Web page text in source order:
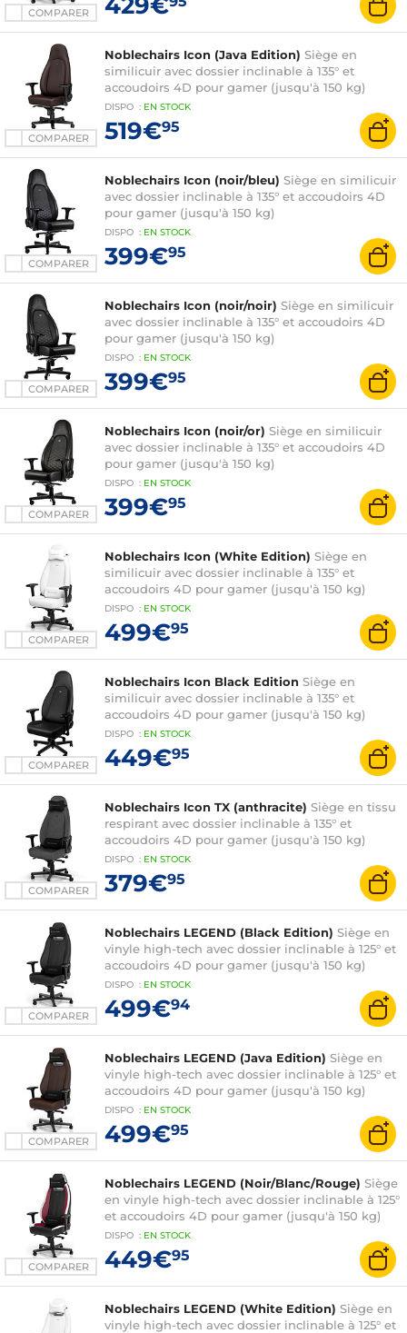
COMPARER
COMPARER
Noblechairs Icon (Java Edition) Siège en
similicuir avec dossier inclinable à 135° et
accoudoirs 4D pour gamer (jusqu'à 150 kg)
DISPO : EN STOCK
519€95
COMPARER
Noblechairs Icon (noir/bleu) Siège en similicuir
avec dossier inclinable à 135° et accoudoirs 4D
pour gamer (jusqu'à 150 kg)
DISPO : EN STOCK
399€95
COMPARER
Noblechairs Icon (noir/noir) Siège en similicuir
avec dossier inclinable à 135° et accoudoirs 4D
pour gamer (jusqu'à 150 kg)
DISPO : EN STOCK
399€95
COMPARER
Noblechairs Icon (noir/or) Siège en similicuir
avec dossier inclinable à 135° et accoudoirs 4D
pour gamer (jusqu'à 150 kg)
DISPO : EN STOCK
399€95
COMPARER
Noblechairs Icon (White Edition) Siège en
similicuir avec dossier inclinable à 135° et
accoudoirs 4D pour gamer (jusqu'à 150 kg)
DISPO : EN STOCK
499€95
COMPARER
Noblechairs Icon Black Edition Siège en
similicuir avec dossier inclinable à 135° et
accoudoirs 4D pour gamer (jusqu'à 150 kg)
DISPO : EN STOCK
449€95
COMPARER
Noblechairs Icon TX (anthracite) Siège en tissu
respirant avec dossier inclinable à 135° et
accoudoirs 4D pour gamer (jusqu'à 150 kg)
DISPO : EN STOCK
379€95
COMPARER
Noblechairs LEGEND (Black Edition) Siège en
vinyle high-tech avec dossier inclinable à 125° et
accoudoirs 4D pour gamer (jusqu'à 150 kg)
DISPO : EN STOCK
499€94
COMPARER
Noblechairs LEGEND (Java Edition) Siège en
vinyle high-tech avec dossier inclinable à 125° et
accoudoirs 4D pour gamer (jusqu'à 150 kg)
DISPO : EN STOCK
499€95
COMPARER
Noblechairs LEGEND (Noir/Blanc/Rouge) Siège
en vinyle high-tech avec dossier inclinable à 125°
et accoudoirs 4D pour gamer (jusqu'à 150 kg)
DISPO : EN STOCK
449€95
Noblechairs LEGEND (White Edition) Siège en
vinyle high-tech avec dossier inclinable à 125° et